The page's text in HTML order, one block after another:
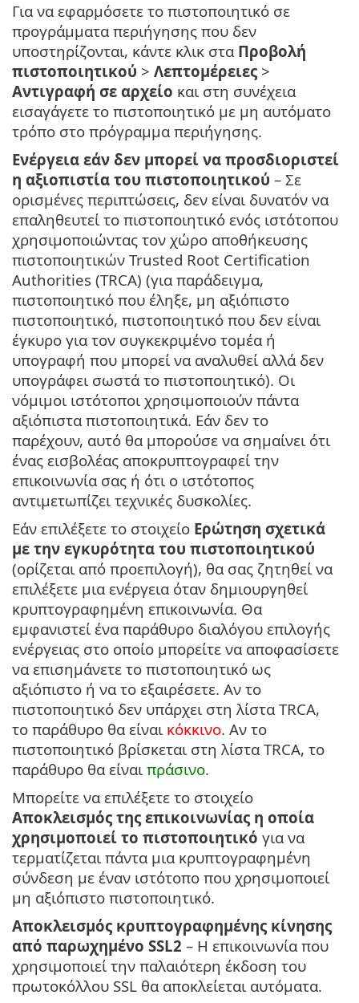
Για να εφαρμόσετε το πιστοποιητικό σε
προγράμματα περιήγησης που δεν
υποστηρίζονται, κάντε κλικ στα Προβολή
πιστοποιητικού > Λεπτομέρειες >
Αντιγραφή σε αρχείο και στη συνέχεια
εισαγάγετε το πιστοποιητικό με μη αυτόματο
τρόπο στο πρόγραμμα περιήγησης.
Ενέργεια εάν δεν μπορεί να προσδιοριστεί
η αξιοπιστία του πιστοποιητικού – Σε
ορισμένες περιπτώσεις, δεν είναι δυνατόν να
επαληθευτεί το πιστοποιητικό ενός ιστότοπου
χρησιμοποιώντας τον χώρο αποθήκευσης
πιστοποιητικών Trusted Root Certification
Authorities (TRCA) (για παράδειγμα,
πιστοποιητικό που έληξε, μη αξιόπιστο
πιστοποιητικό, πιστοποιητικό που δεν είναι
έγκυρο για τον συγκεκριμένο τομέα ή
υπογραφή που μπορεί να αναλυθεί αλλά δεν
υπογράφει σωστά το πιστοποιητικό). Οι
νόμιμοι ιστότοποι χρησιμοποιούν πάντα
αξιόπιστα πιστοποιητικά. Εάν δεν το
παρέχουν, αυτό θα μπορούσε να σημαίνει ότι
ένας εισβολέας αποκρυπτογραφεί την
επικοινωνία σας ή ότι ο ιστότοπος
αντιμετωπίζει τεχνικές δυσκολίες.
Εάν επιλέξετε το στοιχείο Ερώτηση σχετικά
με την εγκυρότητα του πιστοποιητικού
(ορίζεται από προεπιλογή), θα σας ζητηθεί να
επιλέξετε μια ενέργεια όταν δημιουργηθεί
κρυπτογραφημένη επικοινωνία. Θα
εμφανιστεί ένα παράθυρο διαλόγου επιλογής
ενέργειας στο οποίο μπορείτε να αποφασίσετε
να επισημάνετε το πιστοποιητικό ως
αξιόπιστο ή να το εξαιρέσετε. Αν το
πιστοποιητικό δεν υπάρχει στη λίστα TRCA,
το παράθυρο θα είναι κόκκινο. Αν το
πιστοποιητικό βρίσκεται στη λίστα TRCA, το
παράθυρο θα είναι πράσινο.
Μπορείτε να επιλέξετε το στοιχείο
Αποκλεισμός της επικοινωνίας η οποία
χρησιμοποιεί το πιστοποιητικό για να
τερματίζεται πάντα μια κρυπτογραφημένη
σύνδεση με έναν ιστότοπο που χρησιμοποιεί
μη αξιόπιστο πιστοποιητικό.
Αποκλεισμός κρυπτογραφημένης κίνησης
από παρωχημένο SSL2 – Η επικοινωνία που
χρησιμοποιεί την παλαιότερη έκδοση του
πρωτοκόλλου SSL θα αποκλείεται αυτόματα.